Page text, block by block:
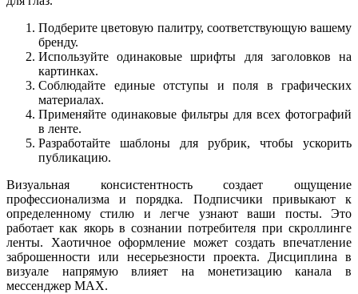
Подберите цветовую палитру, соответствующую вашему
бренду.
Используйте одинаковые шрифты для заголовков на
картинках.
Соблюдайте единые отступы и поля в графических
материалах.
Применяйте одинаковые фильтры для всех фотографий
в ленте.
Разработайте шаблоны для рубрик, чтобы ускорить
публикацию.
Визуальная консистентность создает ощущение
профессионализма и порядка. Подписчики привыкают к
определенному стилю и легче узнают ваши посты. Это
работает как якорь в сознании потребителя при скроллинге
ленты. Хаотичное оформление может создать впечатление
заброшенности или несерьезности проекта. Дисциплина в
визуале напрямую влияет на монетизацию канала в
мессенджер MAX.